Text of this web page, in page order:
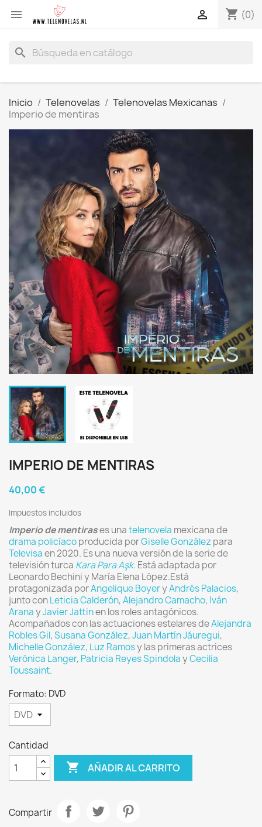
 shopping_cart (0)

search
Inicio Telenovelas
Telenovelas Mexicanas
Imperio de mentiras
IMPERIO DE MENTIRAS
40,00 €
Impuestos incluidos
Imperio de mentirases unatelenovela mexicana de
drama policíacoproducida porGiselle González para
Televisaen 2020. Es una nueva versión de la serie de
televisión turca Kara Para Aşk. Está adaptada por
Leonardo Bechini y María Elena López.Está
protagonizada porAngelique BoyeryAndrés Palacios,
junto conLeticia Calderón,Alejandro Camacho, Iván
AranayJavier Jattinen los roles antagónicos.
Acompañados con las actuaciones estelares deAlejandra
Robles Gil,Susana González,Juan Martín Jáuregui,
Michelle González, Luz Ramosy las primeras actrices
Verónica Langer, Patricia Reyes SpindolayCecilia
Toussaint.
Formato: DVD
Cantidad
 AÑADIR AL CARRITO
Compartir